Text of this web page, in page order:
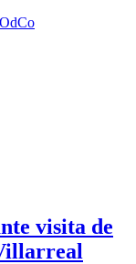
visita de